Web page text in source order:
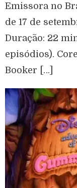
Emissora no
de 17 de
Duração: 22
episódios).
Booker […]